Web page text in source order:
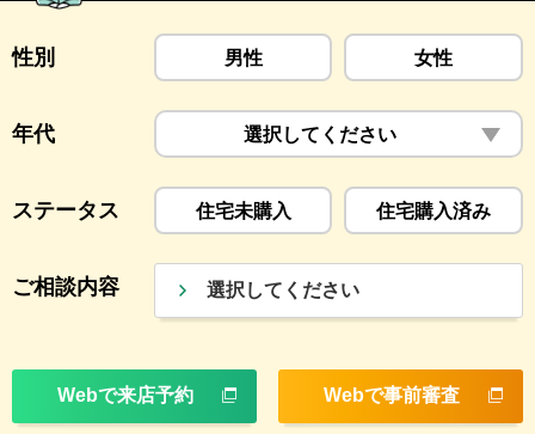
性別 男性 女性
年代 選択してください
ステータス 住宅未購入 住宅購入済み
ご相談内容 選択してください
Webで来店予約 Webで事前審査